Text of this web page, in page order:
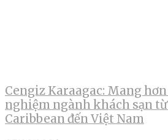
Cengiz Karaagac: Mang
nghiệm ngành khách sạn từ
Caribbean đến Việt Nam